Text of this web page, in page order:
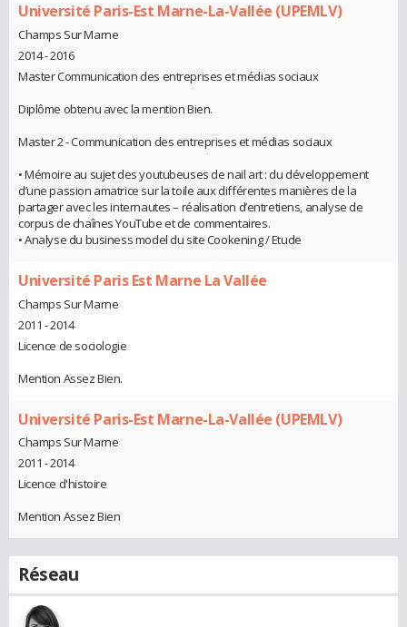
Université Paris-Est Marne-La-Vallée (UPEMLV)
Champs Sur Marne
2014 - 2016
Master Communication des entreprises et médias sociaux
Diplôme obtenu avec la mention Bien.
Master 2 - Communication des entreprises et médias sociaux
• Mémoire au sujet des youtubeuses de nail art : du développement
d’une passion amatrice sur la toile aux différentes manières de la
partager avec les internautes – réalisation d’entretiens, analyse de
corpus de chaînes YouTube et de commentaires.
• Analyse du business model du site Cookening / Etude
Université Paris Est Marne La Vallée
Champs Sur Marne
2011 - 2014
Licence de sociologie
Mention Assez Bien.
Université Paris-Est Marne-La-Vallée (UPEMLV)
Champs Sur Marne
2011 - 2014
Licence d'histoire
Mention Assez Bien
Réseau